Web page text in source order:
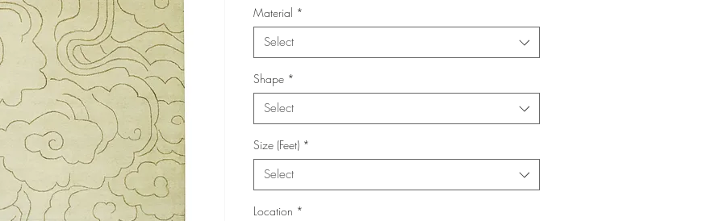
Material *
Select
Shape *
Select
Size (Feet) *
Select
Location *